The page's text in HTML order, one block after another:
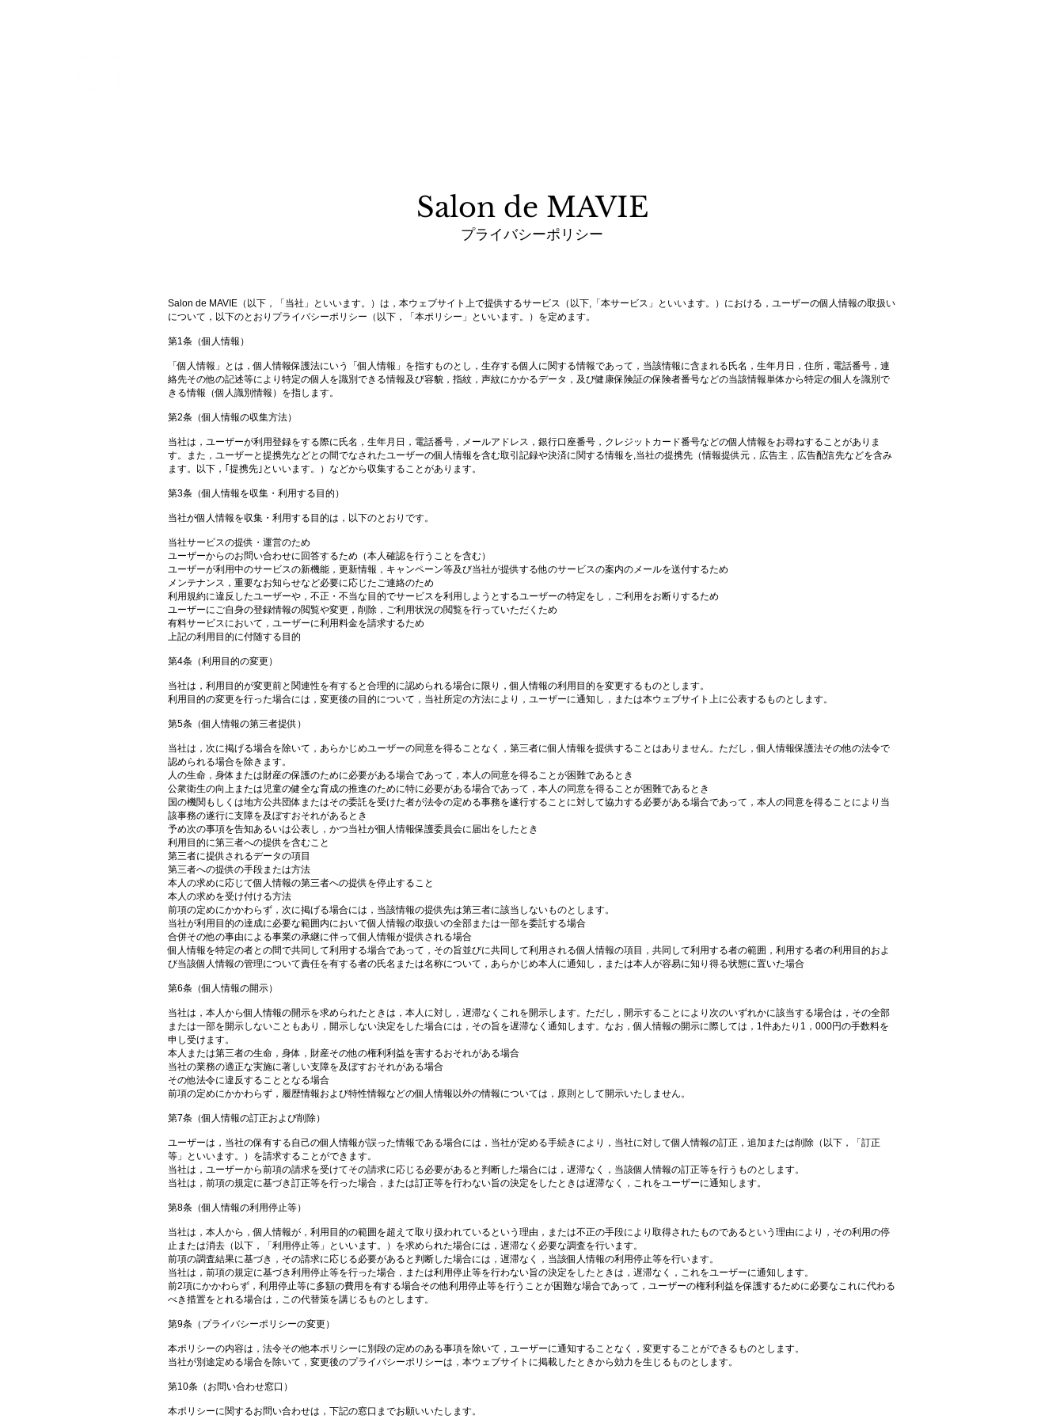
Salon de MAVIE
プライバシーポリシー
Salon de MAVIE（以下，「当社」といいます。）は，本ウェブサイト上で提供するサービス（以下,「本サービス」といいます。）における，ユーザーの個人情報の取扱い
について，以下のとおりプライバシーポリシー（以下，「本ポリシー」といいます。）を定めます。
第1条（個人情報）
「個人情報」とは，個人情報保護法にいう「個人情報」を指すものとし，生存する個人に関する情報であって，当該情報に含まれる氏名，生年月日，住所，電話番号，連
絡先その他の記述等により特定の個人を識別できる情報及び容貌，指紋，声紋にかかるデータ，及び健康保険証の保険者番号などの当該情報単体から特定の個人を識別で
きる情報（個人識別情報）を指します。
第2条（個人情報の収集方法）
当社は，ユーザーが利用登録をする際に氏名，生年月日，電話番号，メールアドレス，銀行口座番号，クレジットカード番号などの個人情報をお尋ねすることがありま
す。また，ユーザーと提携先などとの間でなされたユーザーの個人情報を含む取引記録や決済に関する情報を,当社の提携先（情報提供元，広告主，広告配信先などを含み
ます。以下，｢提携先｣といいます。）などから収集することがあります。
第3条（個人情報を収集・利用する目的）
当社が個人情報を収集・利用する目的は，以下のとおりです。
当社サービスの提供・運営のため
ユーザーからのお問い合わせに回答するため（本人確認を行うことを含む）
ユーザーが利用中のサービスの新機能，更新情報，キャンペーン等及び当社が提供する他のサービスの案内のメールを送付するため
メンテナンス，重要なお知らせなど必要に応じたご連絡のため
利用規約に違反したユーザーや，不正・不当な目的でサービスを利用しようとするユーザーの特定をし，ご利用をお断りするため
ユーザーにご自身の登録情報の閲覧や変更，削除，ご利用状況の閲覧を行っていただくため
有料サービスにおいて，ユーザーに利用料金を請求するため
上記の利用目的に付随する目的
第4条（利用目的の変更）
当社は，利用目的が変更前と関連性を有すると合理的に認められる場合に限り，個人情報の利用目的を変更するものとします。
利用目的の変更を行った場合には，変更後の目的について，当社所定の方法により，ユーザーに通知し，または本ウェブサイト上に公表するものとします。
第5条（個人情報の第三者提供）
当社は，次に掲げる場合を除いて，あらかじめユーザーの同意を得ることなく，第三者に個人情報を提供することはありません。ただし，個人情報保護法その他の法令で
認められる場合を除きます。
人の生命，身体または財産の保護のために必要がある場合であって，本人の同意を得ることが困難であるとき
公衆衛生の向上または児童の健全な育成の推進のために特に必要がある場合であって，本人の同意を得ることが困難であるとき
国の機関もしくは地方公共団体またはその委託を受けた者が法令の定める事務を遂行することに対して協力する必要がある場合であって，本人の同意を得ることにより当
該事務の遂行に支障を及ぼすおそれがあるとき
予め次の事項を告知あるいは公表し，かつ当社が個人情報保護委員会に届出をしたとき
利用目的に第三者への提供を含むこと
第三者に提供されるデータの項目
第三者への提供の手段または方法
本人の求めに応じて個人情報の第三者への提供を停止すること
本人の求めを受け付ける方法
前項の定めにかかわらず，次に掲げる場合には，当該情報の提供先は第三者に該当しないものとします。
当社が利用目的の達成に必要な範囲内において個人情報の取扱いの全部または一部を委託する場合
合併その他の事由による事業の承継に伴って個人情報が提供される場合
個人情報を特定の者との間で共同して利用する場合であって，その旨並びに共同して利用される個人情報の項目，共同して利用する者の範囲，利用する者の利用目的およ
び当該個人情報の管理について責任を有する者の氏名または名称について，あらかじめ本人に通知し，または本人が容易に知り得る状態に置いた場合
第6条（個人情報の開示）
当社は，本人から個人情報の開示を求められたときは，本人に対し，遅滞なくこれを開示します。ただし，開示することにより次のいずれかに該当する場合は，その全部
または一部を開示しないこともあり，開示しない決定をした場合には，その旨を遅滞なく通知します。なお，個人情報の開示に際しては，1件あたり1，000円の手数料を
申し受けます。
本人または第三者の生命，身体，財産その他の権利利益を害するおそれがある場合
当社の業務の適正な実施に著しい支障を及ぼすおそれがある場合
その他法令に違反することとなる場合
前項の定めにかかわらず，履歴情報および特性情報などの個人情報以外の情報については，原則として開示いたしません。
第7条（個人情報の訂正および削除）
ユーザーは，当社の保有する自己の個人情報が誤った情報である場合には，当社が定める手続きにより，当社に対して個人情報の訂正，追加または削除（以下，「訂正
等」といいます。）を請求することができます。
当社は，ユーザーから前項の請求を受けてその請求に応じる必要があると判断した場合には，遅滞なく，当該個人情報の訂正等を行うものとします。
当社は，前項の規定に基づき訂正等を行った場合，または訂正等を行わない旨の決定をしたときは遅滞なく，これをユーザーに通知します。
第8条（個人情報の利用停止等）
当社は，本人から，個人情報が，利用目的の範囲を超えて取り扱われているという理由，または不正の手段により取得されたものであるという理由により，その利用の停
止または消去（以下，「利用停止等」といいます。）を求められた場合には，遅滞なく必要な調査を行います。
前項の調査結果に基づき，その請求に応じる必要があると判断した場合には，遅滞なく，当該個人情報の利用停止等を行います。
当社は，前項の規定に基づき利用停止等を行った場合，または利用停止等を行わない旨の決定をしたときは，遅滞なく，これをユーザーに通知します。
前2項にかかわらず，利用停止等に多額の費用を有する場合その他利用停止等を行うことが困難な場合であって，ユーザーの権利利益を保護するために必要なこれに代わる
べき措置をとれる場合は，この代替策を講じるものとします。
第9条（プライバシーポリシーの変更）
本ポリシーの内容は，法令その他本ポリシーに別段の定めのある事項を除いて，ユーザーに通知することなく，変更することができるものとします。
当社が別途定める場合を除いて，変更後のプライバシーポリシーは，本ウェブサイトに掲載したときから効力を生じるものとします。
第10条（お問い合わせ窓口）
本ポリシーに関するお問い合わせは，下記の窓口までお願いいたします。